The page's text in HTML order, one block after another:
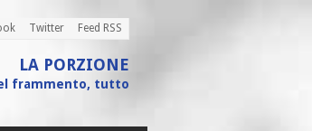
Twitter Feed RSS
LA PORZIONE
frammento, tutto